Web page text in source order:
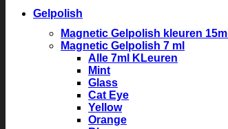
Gelpolish
Magnetic Gelpolish kleuren 15ml
Magnetic Gelpolish 7 ml
Alle 7ml KLeuren
Mint
Glass
Cat Eye
Yellow
Orange